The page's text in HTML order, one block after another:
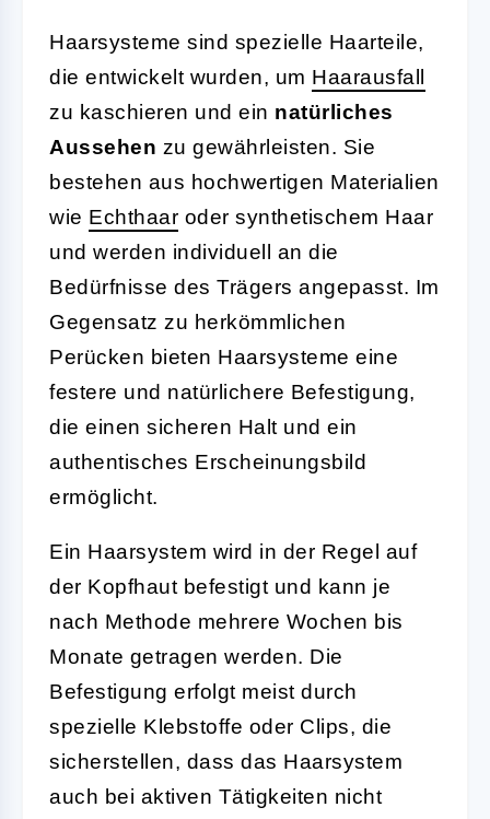
Haarsysteme sind spezielle Haarteile,
die entwickelt wurden, um Haarausfall
zu kaschieren und ein natürliches
Aussehen zu gewährleisten. Sie
bestehen aus hochwertigen Materialien
wie Echthaar oder synthetischem Haar
und werden individuell an die
Bedürfnisse des Trägers angepasst. Im
Gegensatz zu herkömmlichen
Perücken bieten Haarsysteme eine
festere und natürlichere Befestigung,
die einen sicheren Halt und ein
authentisches Erscheinungsbild
ermöglicht.
Ein Haarsystem wird in der Regel auf
der Kopfhaut befestigt und kann je
nach Methode mehrere Wochen bis
Monate getragen werden. Die
Befestigung erfolgt meist durch
spezielle Klebstoffe oder Clips, die
sicherstellen, dass das Haarsystem
auch bei aktiven Tätigkeiten nicht